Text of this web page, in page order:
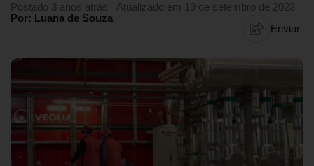
Postado 3 anos atrás
Atualizado em 19 de setembro de 2023
Por: Luana de Souza
Enviar